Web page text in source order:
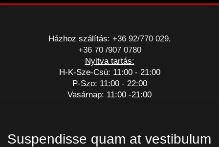
Házhoz szálítás: +36 92/770 029,
+36 70 /907 0780
Nyitva tartás:
H-K-Sze-Csü: 11:00 - 21:00
P-Szo: 11:00 - 22:00
Vasárnap: 11:00 -21:00
Suspendisse quam at vestibulum